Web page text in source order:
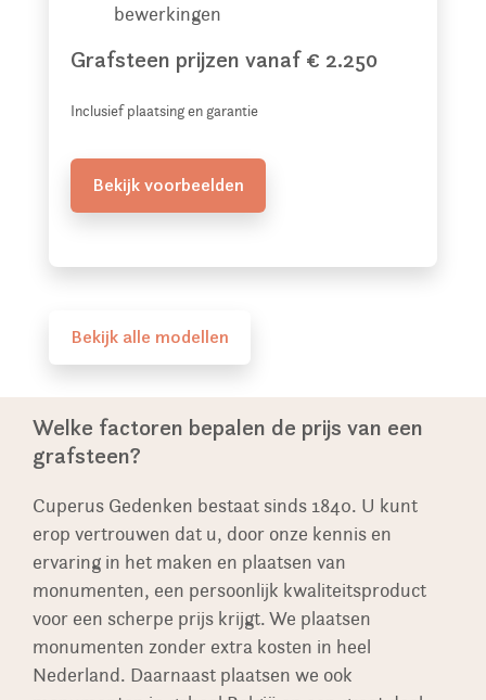
bewerkingen
Grafsteen prijzen vanaf € 2.250
Inclusief plaatsing en garantie
Bekijk voorbeelden
Bekijk alle modellen
Welke factoren bepalen de prijs van een
grafsteen?
Cuperus Gedenken bestaat sinds 1840. U kunt
erop vertrouwen dat u, door onze kennis en
ervaring in het maken en plaatsen van
monumenten, een persoonlijk kwaliteitsproduct
voor een scherpe prijs krijgt. We plaatsen
monumenten zonder extra kosten in heel
Nederland. Daarnaast plaatsen we ook